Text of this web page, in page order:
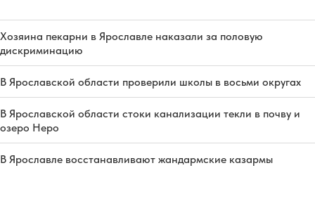
Хозяина пекарни в Ярославле наказали за половую
дискриминацию
В Ярославской области проверили школы в восьми округах
В Ярославской области стоки канализации текли в почву и
озеро Неро
В Ярославле восстанавливают жандармские казармы